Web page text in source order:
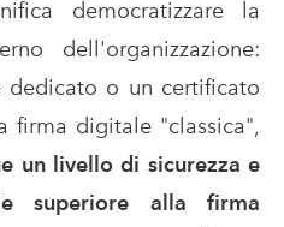
democratizzare la
dell'organizzazione:
dedicato o un certificato
firma digitale "classica",
un livello di sicurezza e
superiore alla firma